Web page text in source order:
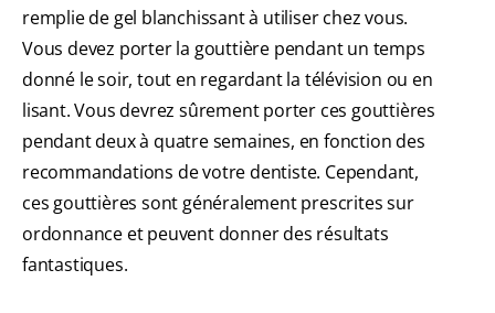
remplie de gel blanchissant à utiliser chez vous.
Vous devez porter la gouttière pendant un temps
donné le soir, tout en regardant la télévision ou en
lisant. Vous devrez sûrement porter ces gouttières
pendant deux à quatre semaines, en fonction des
recommandations de votre dentiste. Cependant,
ces gouttières sont généralement prescrites sur
ordonnance et peuvent donner des résultats
fantastiques.